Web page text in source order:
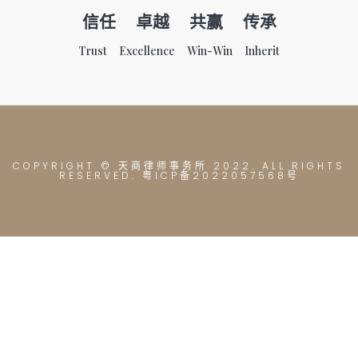
信任 卓越 共赢 传承
Trust Excellence Win-Win Inherit
COPYRIGHT © 天商律师事务所 2022. ALL RIGHTS
RESERVED. 粤ICP备2022057568号